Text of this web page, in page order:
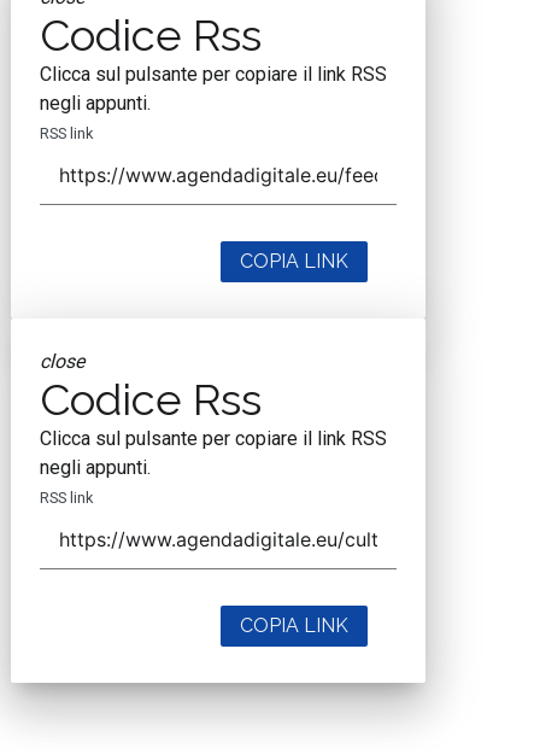
Codice Rss
Clicca sul pulsante per copiare il link RSS
negli appunti.
RSS link
COPIA LINK
close
Codice Rss
Clicca sul pulsante per copiare il link RSS
negli appunti.
RSS link
COPIA LINK